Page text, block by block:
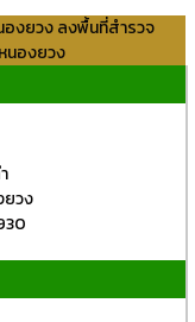
องยวง ลงพื้นที่สำรวจ
นองยวง
ยวง